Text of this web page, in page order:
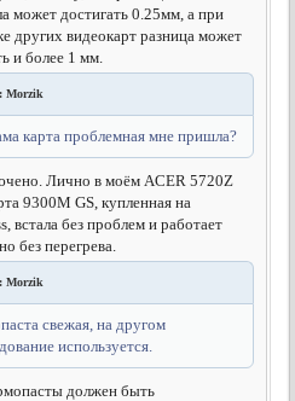
может достигать 0.25мм, а при
других видеокарт разница может
и более 1 мм.
Morzik
карта проблемная мне пришла?
Лично в моём ACER 5720Z
9300M GS, купленная на
встала без проблем и работает
без перегрева.
Morzik
свежая, на другом
используется.
должен быть